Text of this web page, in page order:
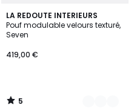
LA REDOUTE INTERIEURS
Pouf modulable velours texturé,
Seven
419,00 €
5
/
5
3
Couleurs
5
/